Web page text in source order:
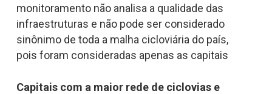
monitoramento não analisa a qualidade das
infraestruturas e não pode ser considerado
sinônimo de toda a malha cicloviária do país,
pois foram consideradas apenas as capitais
Capitais com a maior rede de ciclovias e